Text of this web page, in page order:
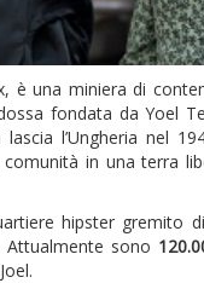
è una miniera di
fondata da Yoel
l’Ungheria nel
in una terra
hipster gremito
sono